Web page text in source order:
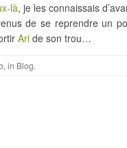
là, je les connaissais
de se reprendre un
Ari de son trou…
, in Blog.